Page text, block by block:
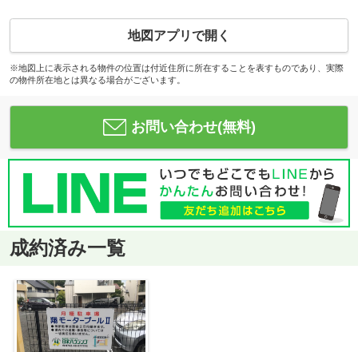
地図アプリで開く
※地図上に表示される物件の位置は付近住所に所在することを表すものであり、実際
の物件所在地とは異なる場合がございます。
お問い合わせ(無料)
成約済み一覧